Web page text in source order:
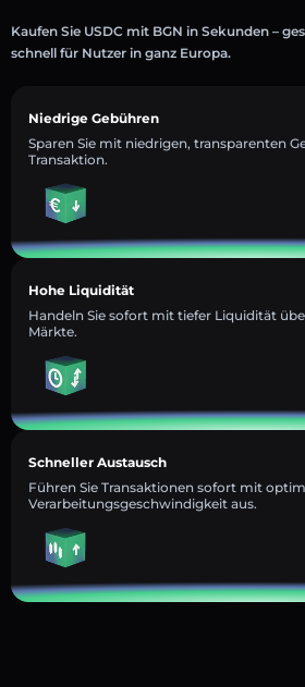
Kaufen Sie USDC mit BGN in Sekunden –
schnell für Nutzer in ganz Europa.
Niedrige Gebühren
Sparen Sie mit niedrigen, transparenten
Transaktion.
Hohe Liquidität
Handeln Sie sofort mit tiefer Liquidität
Märkte.
Schneller Austausch
Führen Sie Transaktionen sofort mit
Verarbeitungsgeschwindigkeit aus.